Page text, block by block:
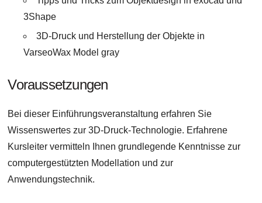
3Shape
3D-Druck und Herstellung der Objekte in
VarseoWax Model gray
Voraussetzungen
Bei dieser Einführungsveranstaltung erfahren Sie
Wissenswertes zur 3D-Druck-Technologie. Erfahrene
Kursleiter vermitteln Ihnen grundlegende Kenntnisse zur
computergestützten Modellation und zur
Anwendungstechnik.